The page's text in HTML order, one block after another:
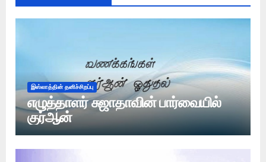
இஸ்லாத்தின் தனிச்சிறப்பு
எழுத்தாளர் சுஜாதாவின் பார்வையில்
குர்ஆன்